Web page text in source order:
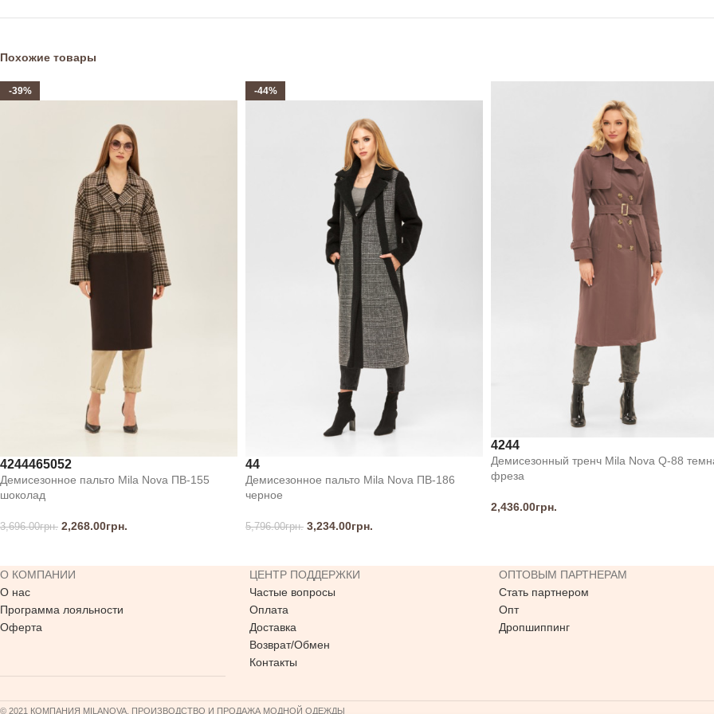
Похожие товары
-39%
4244465052
Демисезонное пальто Mila Nova ПВ-155
шоколад
3,696.00грн. 2,268.00грн.
-44%
44
Демисезонное пальто Mila Nova ПВ-186
черное
5,796.00грн. 3,234.00грн.
4244
Демисезонный тренч Mila Nova Q-88
фреза
2,436.00грн.
О КОМПАНИИ
О нас
Программа лояльности
Оферта
ЦЕНТР ПОДДЕРЖКИ
Частые вопросы
Оплата
Доставка
Возврат/Обмен
Контакты
ОПТОВЫМ ПАРТНЕРАМ
Стать партнером
Опт
Дропшиппинг
© 2021 КОМПАНИЯ MILANOVA. ПРОИЗВОДСТВО И ПРОДАЖА МОДНОЙ ОДЕЖДЫ